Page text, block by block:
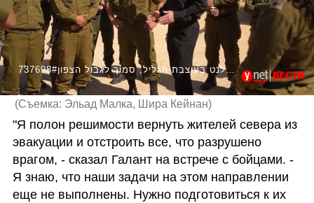
737698#שר הביטחון גלנט בעוצבת הגליל, סמוך לגבול הצפון
(Съемка: Эльад Малка, Шира Кейнан)
"Я полон решимости вернуть жителей севера из
эвакуации и отстроить все, что разрушено
врагом, - сказал Галант на встрече с бойцами. -
Я знаю, что наши задачи на этом направлении
еще не выполнены. Нужно подготовиться к их